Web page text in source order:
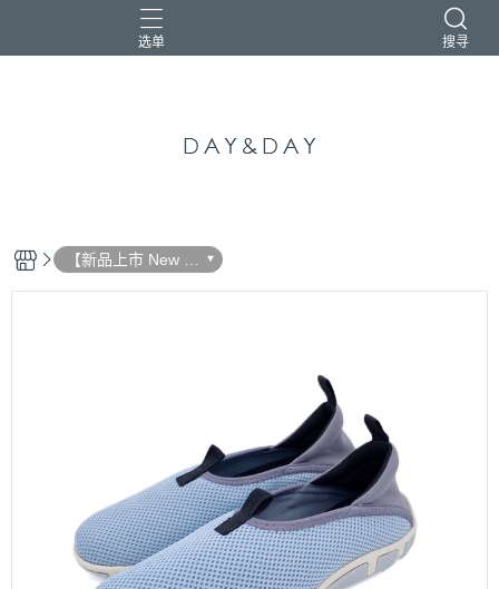
选单 搜寻
【新品上市 New Ar
rival】